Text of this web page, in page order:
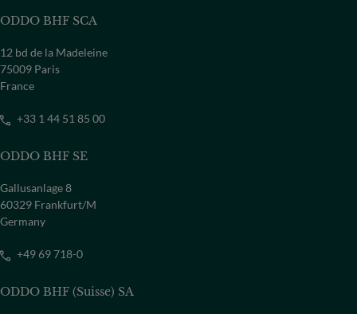
ODDO BHF SCA
12 bd de la Madeleine
75009 Paris
France
+33 1 44 51 85 00
ODDO BHF SE
Gallusanlage 8
60329 Frankfurt/M
Germany
+49 69 718-0
ODDO BHF (Suisse) SA